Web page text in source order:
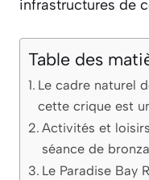
infrastructures de
Table des
Le cadre naturel
cette crique est
Activités et
séance de
Le Paradise Bay